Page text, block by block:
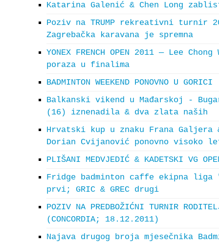
Katarina Galenić & Chen Long
Poziv na TRUMP rekreativni turnir
Zagrebačka karavana je spremna
YONEX FRENCH OPEN 2011 — Lee
poraza u finalima
BADMINTON WEEKEND PONOVNO U GORICI
Balkanski vikend u Mađarskoj -
(16) iznenadila & dva zlata naših
Hrvatski kup u znaku Frana Galjera
Dorian Cvijanović ponovno visoko
PLIŠANI MEDVJEDIĆ & KADETSKI VG
Fridge badminton caffe ekipna liga
prvi; GRIC & GREC drugi
POZIV NA PREDBOŽIĆNI TURNIR
(CONCORDIA; 18.12.2011)
Najava drugog broja mjesečnika